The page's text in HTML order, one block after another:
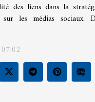
des liens dans la
sur les médias sociaux.